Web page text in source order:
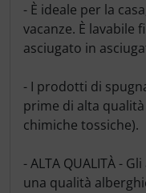
- È ideale per la
vacanze. È lavabile
asciugato in
- I prodotti di
prime di alta
chimiche tossiche).
- ALTA QUALITÀ -
una qualità